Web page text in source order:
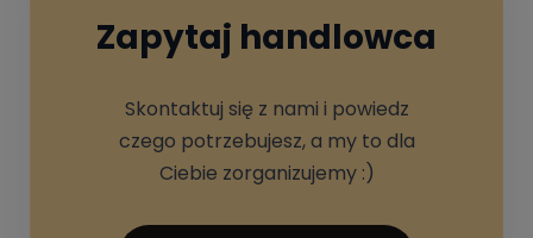
Zapytaj handlowca
Skontaktuj się z nami i powiedz
czego potrzebujesz, a my to dla
Ciebie zorganizujemy :)